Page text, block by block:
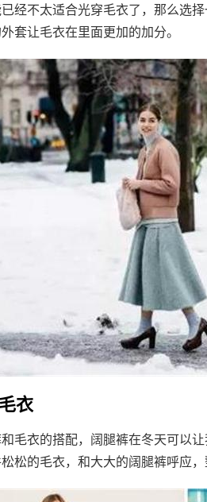
经不太适合光穿毛衣了，那么选
套让毛衣在里面更加的加分。
衣
毛衣的搭配，阔腿裤在冬天可以
松的毛衣，和大大的阔腿裤呼应，